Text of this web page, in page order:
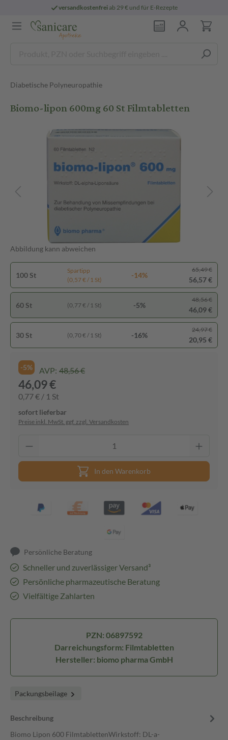
versandkostenfreiab 29 € und für E-Rezepte
Diabetische Polyneuropathie
Biomo-lipon 600mg 60 St Filmtabletten
Abbildung kann abweichen
100 St
Spartipp
(0,57 € / 1 St)
-14%
65,49 €
56,57 €
60 St (0,77 € / 1 St) -5%
48,56 €
46,09 €
30 St (0,70 € / 1 St) -16%
24,97 €
20,95 €
-5% AVP: 48,56 €
46,09 €
0,77 € / 1 St
sofort lieferbar
Preise inkl. MwSt. ggf. zzgl. Versandkosten
In den Warenkorb
Persönliche Beratung
Schneller und zuverlässiger Versand³
Persönliche pharmazeutische Beratung
Vielfältige Zahlarten
PZN: 06897592
Darreichungsform: Filmtabletten
Hersteller: biomo pharma GmbH
Packungsbeilage
Beschreibung
Biomo Lipon 600 FilmtablettenWirkstoff: DL-a-